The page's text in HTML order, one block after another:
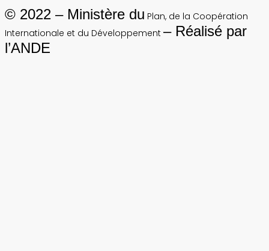
© 2022 – Ministère du Plan, de la Coopération
Internationale et du Développement – Réalisé par
l’ANDE